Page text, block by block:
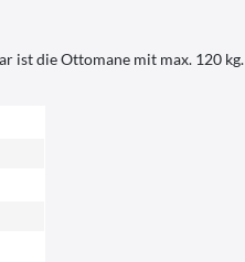
ist die Ottomane mit max. 120 kg.